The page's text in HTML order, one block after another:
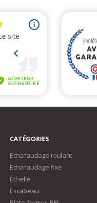
CATÉGORIES
Echafaudage roulant
Echafaudage fixe
Echelle
Escabeau